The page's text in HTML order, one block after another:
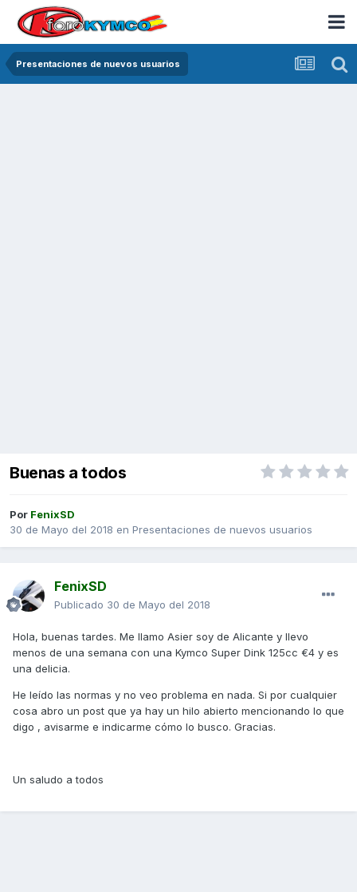
Presentaciones de nuevos usuarios
Buenas a todos
Por FenixSD
30 de Mayo del 2018 en Presentaciones de nuevos usuarios
FenixSD
Publicado 30 de Mayo del 2018
Hola, buenas tardes. Me llamo Asier soy de Alicante y llevo
menos de una semana con una Kymco Super Dink 125cc €4 y es
una delicia.
He leído las normas y no veo problema en nada. Si por cualquier
cosa abro un post que ya hay un hilo abierto mencionando lo que
digo , avisarme e indicarme cómo lo busco. Gracias.
Un saludo a todos